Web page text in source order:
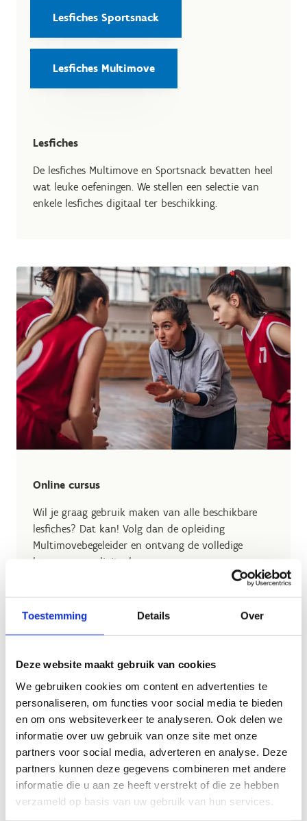
Toestemming Details Over
Deze website maakt gebruik van cookies
We gebruiken cookies om content en advertenties te
personaliseren, om functies voor social media te bieden
en om ons websiteverkeer te analyseren. Ook delen we
informatie over uw gebruik van onze site met onze
partners voor social media, adverteren en analyse. Deze
partners kunnen deze gegevens combineren met andere
informatie die u aan ze heeft verstrekt of die ze hebben
verzameld op basis van uw gebruik van hun services.
Lesfiches
De lesfiches Multimove en Sportsnack bevatten heel
wat leuke oefeningen. We stellen een selectie van
enkele lesfiches digitaal ter beschikking.
Lesfiches Sportsnack
Lesfiches Multimove
Online cursus
Wil je graag gebruik maken van alle beschikbare
lesfiches? Dat kan! Volg dan de opleiding
Multimovebegeleider en ontvang de volledige
lesgeversmap digitaal.
Een tussendoortje met de beweegkalender
Speel paintball met propjes krantenpapier, kruip
met 2 in één groot T-shirt en wandel van de klas
Download onze beweegkalenders